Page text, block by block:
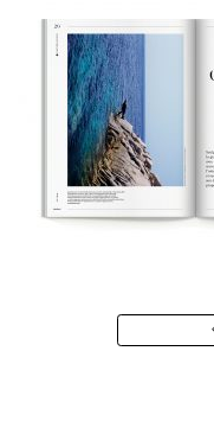
Navigation